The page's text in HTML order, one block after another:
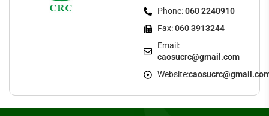
Phone:060 2240910
Fax:060 3913244
Email:
caosucrc@gmail.com
Website: